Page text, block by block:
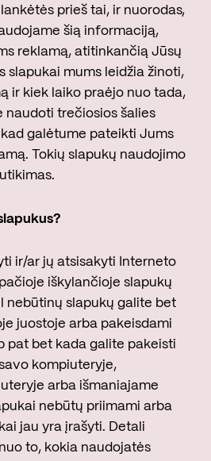
prieš tai, ir nuorodas,
šią informaciją,
reklamą, atitinkančią Jūsų
slapukai mums leidžia žinoti,
ir kiek laiko praėjo nuo tada,
naudoti trečiosios šalies
galėtume pateikti Jums
Tokių slapukų naudojimo
ir/ar jų atsisakyti Interneto
iškylančioje slapukų
nebūtinų slapukų galite bet
juostoje arba pakeisdami
pat bet kada galite pakeisti
kompiuteryje,
arba išmaniajame
nebūtų priimami arba
jau yra įrašyti. Detali
to, kokia naudojatės